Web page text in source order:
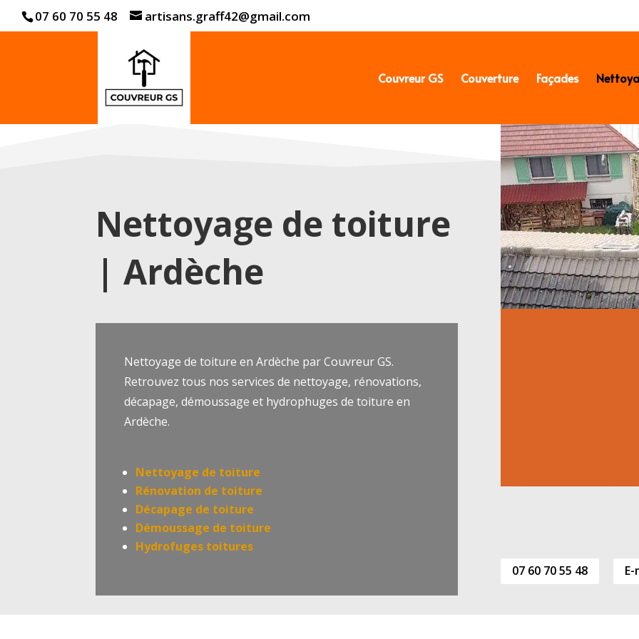
07 60 70 55 48 artisans.graff42@gmail.com
Couvreur GS Couverture Façades
Nettoyage de toiture
| Ardèche
Nettoyage de toiture en Ardèche par Couvreur GS.
Retrouvez tous nos services de nettoyage, rénovations,
décapage, démoussage et hydrophuges de toiture en
Ardèche.
Nettoyage de toiture
Rénovation de toiture
Décapage de toiture
Démoussage de toiture
Hydrofuges toitures
07 60 70 55 48